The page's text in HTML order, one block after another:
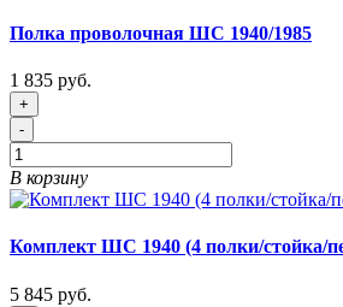
Полка проволочная ШС 1940/1985
1 835 руб.
+
-
В корзину
Комплект ШС 1940 (4 полки/стойка/
5 845 руб.